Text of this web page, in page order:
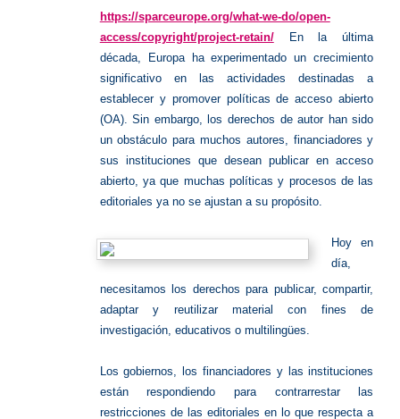
https://sparceurope.org/what-we-do/open-
access/copyright/project-retain/
En la última
década, Europa ha experimentado un crecimiento
significativo en las actividades destinadas a
establecer y promover políticas de acceso abierto
(OA). Sin embargo, los derechos de autor han sido
un obstáculo para muchos autores, financiadores y
sus instituciones que desean publicar en acceso
abierto, ya que muchas políticas y procesos de las
editoriales ya no se ajustan a su propósito.
Hoy en
día,
necesitamos los derechos para publicar, compartir,
adaptar y reutilizar material con fines de
investigación, educativos o multilingües.
Los gobiernos, los financiadores y las instituciones
están respondiendo para contrarrestar las
restricciones de las editoriales en lo que respecta a